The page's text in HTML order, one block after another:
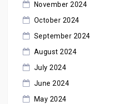
November 2024
October 2024
September 2024
August 2024
July 2024
June 2024
May 2024